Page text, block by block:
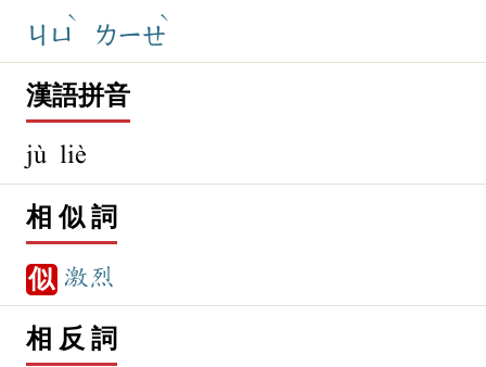
ㄐㄩ
ˋ
ㄌㄧㄝ
ˋ
漢語拼音
jù liè
相 似 詞
似 激烈
相 反 詞